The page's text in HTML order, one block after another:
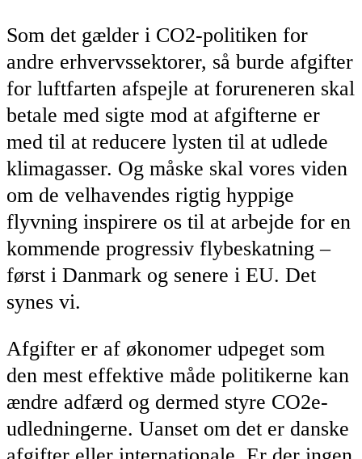
Som det gælder i CO2-politiken for
andre erhvervssektorer, så burde afgifter
for luftfarten afspejle at forureneren skal
betale med sigte mod at afgifterne er
med til at reducere lysten til at udlede
klimagasser. Og måske skal vores viden
om de velhavendes rigtig hyppige
flyvning inspirere os til at arbejde for en
kommende progressiv flybeskatning –
først i Danmark og senere i EU. Det
synes vi.
Afgifter er af økonomer udpeget som
den mest effektive måde politikerne kan
ændre adfærd og dermed styre CO2e-
udledningerne. Uanset om det er danske